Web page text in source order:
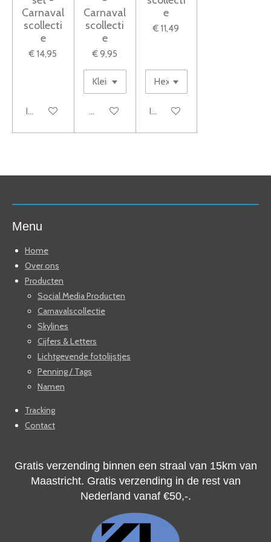
Carnaval
scollecti
e
€ 14,95
In winkelwagen
Carnaval
scollecti
e
€ 9,95
Bekijk details
e
€ 11,49
In winkelwagen
Menu
Home
Over ons
Producten
Social Media Producten
Carnavalscollectie
Skylines
Cijfers & Letters
Lichtgevende fotolijstjes
Penning / Tags
Namen
Tracking
Contact
Gratis verzending binnen een straal van 15km van
Maastricht. Gratis verzending in de rest van
Nederland vanaf €50,-.